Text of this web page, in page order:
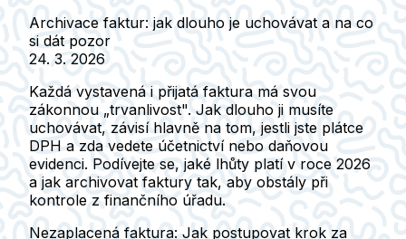
Archivace faktur: jak dlouho je uchovávat a na co
si dát pozor
24. 3. 2026
Každá vystavená i přijatá faktura má svou
zákonnou „trvanlivost". Jak dlouho ji musíte
uchovávat, závisí hlavně na tom, jestli jste plátce
DPH a zda vedete účetnictví nebo daňovou
evidenci. Podívejte se, jaké lhůty platí v roce 2026
a jak archivovat faktury tak, aby obstály při
kontrole z finančního úřadu.
Nezaplacená faktura: Jak postupovat krok za